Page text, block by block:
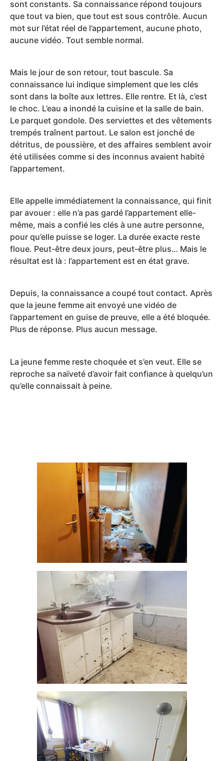
sont constants. Sa connaissance répond toujours
que tout va bien, que tout est sous contrôle. Aucun
mot sur l’état réel de l’appartement, aucune photo,
aucune vidéo. Tout semble normal.
Mais le jour de son retour, tout bascule. Sa
connaissance lui indique simplement que les clés
sont dans la boîte aux lettres. Elle rentre. Et là, c’est
le choc. L’eau a inondé la cuisine et la salle de bain.
Le parquet gondole. Des serviettes et des vêtements
trempés traînent partout. Le salon est jonché de
détritus, de poussière, et des affaires semblent avoir
été utilisées comme si des inconnus avaient habité
l’appartement.
Elle appelle immédiatement la connaissance, qui finit
par avouer : elle n’a pas gardé l’appartement elle-
même, mais a confié les clés à une autre personne,
pour qu’elle puisse se loger. La durée exacte reste
floue. Peut-être deux jours, peut-être plus… Mais le
résultat est là : l’appartement est en état grave.
Depuis, la connaissance a coupé tout contact. Après
que la jeune femme ait envoyé une vidéo de
l’appartement en guise de preuve, elle a été bloquée.
Plus de réponse. Plus aucun message.
La jeune femme reste choquée et s’en veut. Elle se
reproche sa naïveté d’avoir fait confiance à quelqu’un
qu’elle connaissait à peine.